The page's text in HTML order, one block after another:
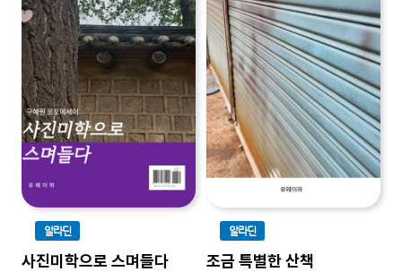
알라딘
사진미학으로 스며들다
알라딘
조금 특별한 산책